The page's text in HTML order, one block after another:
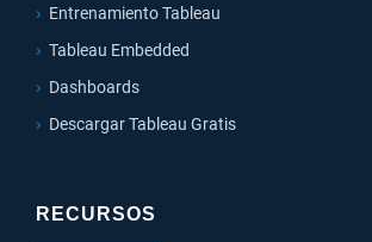
Entrenamiento Tableau
Tableau Embedded
Dashboards
Descargar Tableau Gratis
RECURSOS